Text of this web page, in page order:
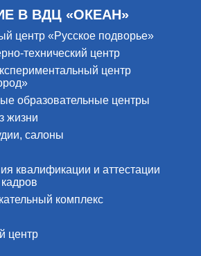
В ВДЦ «ОКЕАН»
центр «Русское подворье»
технический центр
центр
образовательные центры
жизни
салоны
квалификации и аттестации
комплекс
центр